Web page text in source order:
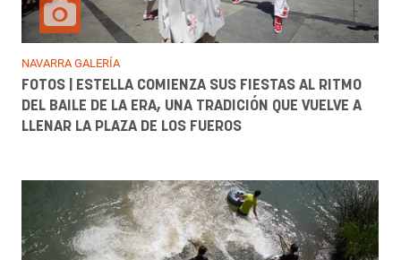
NAVARRA GALERÍA
FOTOS | ESTELLA COMIENZA SUS FIESTAS AL RITMO
DEL BAILE DE LA ERA, UNA TRADICIÓN QUE VUELVE A
LLENAR LA PLAZA DE LOS FUEROS